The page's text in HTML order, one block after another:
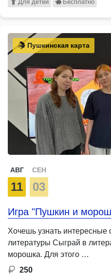
Для детей Бесплатно
Пушкинская карта
АВГ
11
СЕН
03
Игра "Пушкин и
Хочешь узнать
литературы Сыграй в
морошка. Для этого …
250